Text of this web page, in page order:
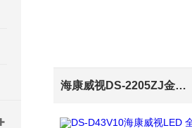
海康威视DS-2205ZJ金属壁装支架